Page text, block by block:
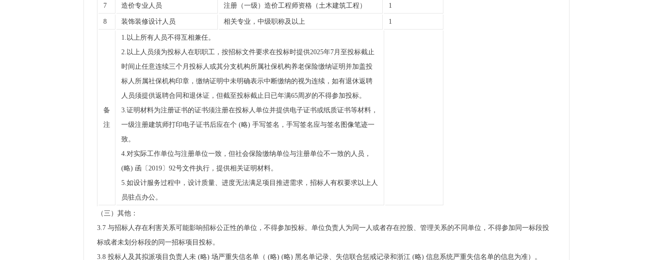
7 造价专业人员 注册（一级）造价工程师资格（土木建筑工程） 1
8 装饰装修设计人员 相关专业，中级职称及以上 1
备
注
1.以上所有人员不得互相兼任。
2.以上人员须为投标人在职职工，按招标文件要求在投标时提供2025年7月至投标截止
时间止任意连续三个月投标人或其分支机构所属社保机构养老保险缴纳证明并加盖投
标人所属社保机构印章，缴纳证明中未明确表示中断缴纳的视为连续，如有退休返聘
人员须提供返聘合同和退休证，但截至投标截止日已年满65周岁的不得参加投标。
3.证明材料为注册证书的证书须注册在投标人单位并提供电子证书或纸质证书等材料，
一级注册建筑师打印电子证书后应在个 (略) 手写签名，手写签名应与签名图像笔迹一
致。
4.对实际工作单位与注册单位一致，但社会保险缴纳单位与注册单位不一致的人员，
(略) 函〔2019〕92号文件执行，提供相关证明材料。
5.如设计服务过程中，设计质量、进度无法满足项目推进需求，招标人有权要求以上人
员驻点办公。
（三）其他：
3.7 与招标人存在利害关系可能影响招标公正性的单位，不得参加投标。单位负责人为同一人或者存在控股、管理关系的不同单位，不得参加同一标段投
标或者未划分标段的同一招标项目投标。
3.8 投标人及其拟派项目负责人未 (略) 场严重失信名单（ (略) (略) 黑名单记录、失信联合惩戒记录和浙江 (略) 信息系统严重失信名单的信息为准）。